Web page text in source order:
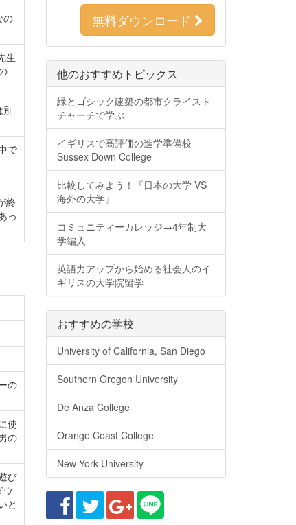
の
生
別
で
終
っ
の
使
の
び
と
無料ダウンロード
他のおすすめトピックス
緑とゴシック建築の都市クライスト
チャーチで学ぶ
イギリスで高評価の進学準備校
Sussex Down College
比較してみよう！『日本の大学 VS
海外の大学』
コミュニティーカレッジ→4年制大
学編入
英語力アップから始める社会人のイ
ギリスの大学院留学
おすすめの学校
University of California, San Diego
Southern Oregon University
De Anza College
Orange Coast College
New York University